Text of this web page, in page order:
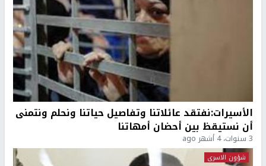
الأسيرات:نفتقد عائلاتنا وتفاصيل حياتنا ونحلم ونتمنى
أن نستيقظ بين أحضان أمهاتنا
3 سنوات، 4 أشهر ago
شؤون الاسرى